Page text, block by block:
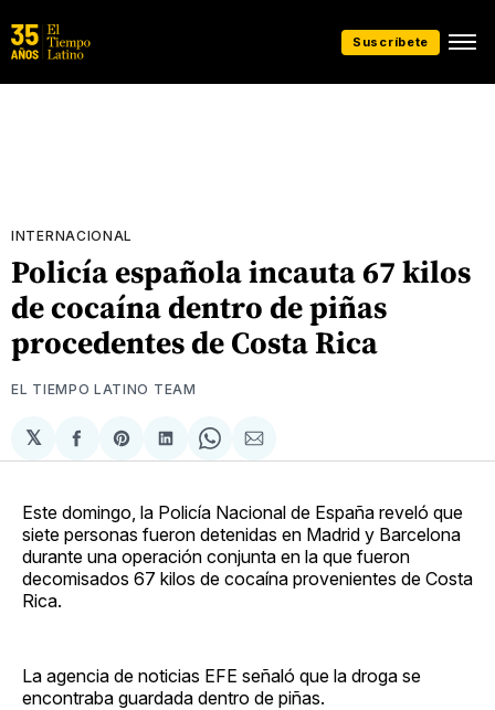
Suscríbete
INTERNACIONAL
Policía española incauta 67 kilos
de cocaína dentro de piñas
procedentes de Costa Rica
EL TIEMPO LATINO TEAM
𝕏
Compartir
en
Share
on
Compartir
en
Share
on
Compartir
via
Este domingo, la Policía Nacional de España reveló que
siete personas fueron detenidas en Madrid y Barcelona
durante una operación conjunta en la que fueron
decomisados 67 kilos de cocaína provenientes de Costa
Rica.
La agencia de noticias EFE señaló que la droga se
encontraba guardada dentro de piñas.